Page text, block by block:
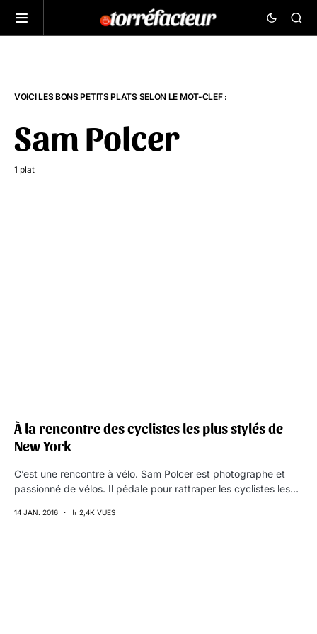
VOICI LES BONS PETITS PLATS SELON LE MOT-CLEF :
Sam Polcer
1 plat
À la rencontre des cyclistes les plus stylés de
New York
C’est une rencontre à vélo. Sam Polcer est photographe et
passionné de vélos. Il pédale pour rattraper les cyclistes les…
14 JAN. 2016 2,4K VUES